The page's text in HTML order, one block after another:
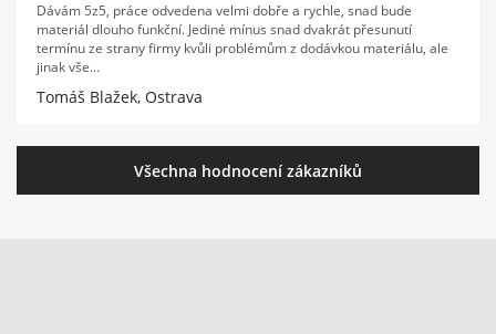
Dávám 5z5, práce odvedena velmi dobře a rychle, snad bude
materiál dlouho funkční. Jediné mínus snad dvakrát přesunutí
termínu ze strany firmy kvůli problémům z dodávkou materiálu, ale
jinak vše…
Tomáš Blažek, Ostrava
Všechna hodnocení zákazníků